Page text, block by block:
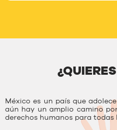
México es un país que
aún hay un amplio camino
derechos humanos para todas